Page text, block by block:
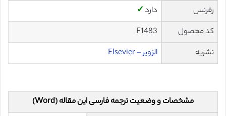
رفرنس
دارد✓
کد محصول
F1483
نشریه
الزویر – Elsevier
مشخصات و وضعیت ترجمه فارسی این مقاله (Word)